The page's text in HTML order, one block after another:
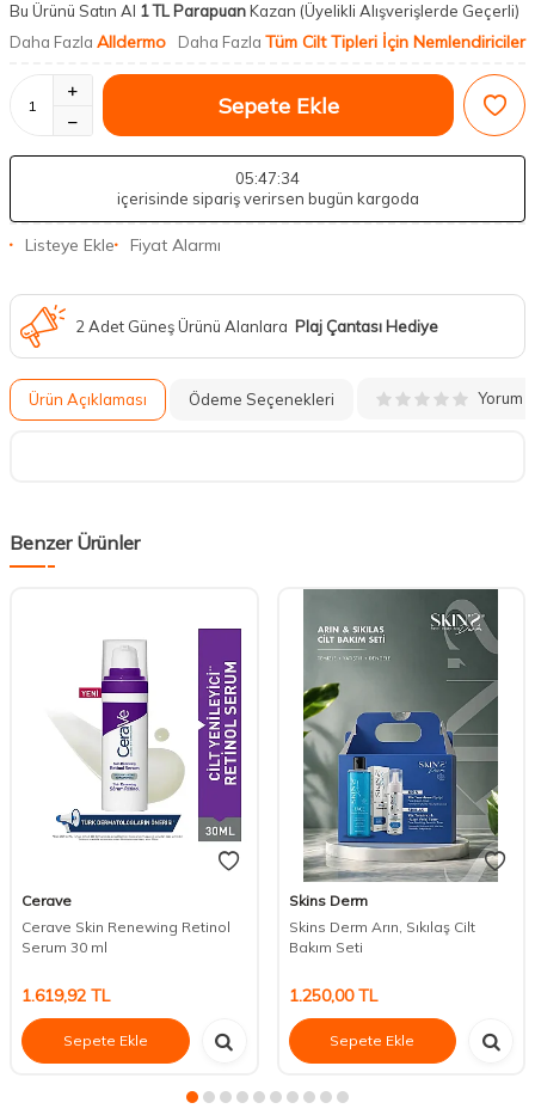
Bu Ürünü Satın Al 1 TL ParapuanKazan (Üyelikli Alışverişlerde Geçerli)
Daha Fazla Alldermo Daha Fazla Tüm Cilt Tipleri İçin Nemlendiriciler
Sepete Ekle
05:47:34
içerisinde sipariş verirsen bugün kargoda
Listeye Ekle Fiyat Alarmı
2 Adet Güneş Ürünü Alanlara Plaj Çantası Hediye
Ürün Açıklaması Ödeme Seçenekleri Yorum
Benzer Ürünler
Cerave
Cerave Skin Renewing Retinol
Serum 30 ml
1.619,92 TL
Sepete Ekle
Skins Derm
Skins Derm Arın, Sıkılaş Cilt
Bakım Seti
1.250,00TL
Sepete Ekle